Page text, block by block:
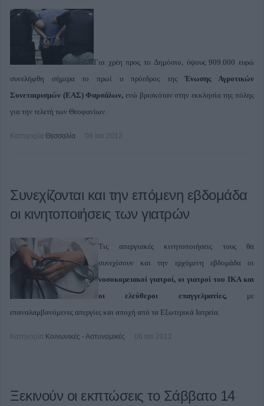
Για χρέη προς το Δημόσιο, ύψους 909.000 ευρώ
συνελήφθη σήμερα το πρωί ο πρόεδρος τηςΈνωσης Αγροτικών
Συνεταιρισμών (ΕΑΣ) Φαρσάλων, ενώ βρισκόταν στην εκκλησία της πόλης
για την τελετή των Θεοφανίων.
Κατηγορία Θεσσαλία 06 Ιαν 2012
Συνεχίζονται και την επόμενη εβδομάδα
οι κινητοποιήσεις των γιατρών
Τις απεργιακές κινητοποιήσεις τους θα
συνεχίσουν και την ερχόμενη εβδομάδα οι
νοσοκομειακοί γιατροί, οι γιατροί του ΙΚΑ και
οι ελεύθεροι επαγγελματίες,με
επαναλαμβανόμενες απεργίες και αποχή από τα Εξωτερικά Ιατρεία.
Κατηγορία Κοινωνικές - Αστυνομικές 06 Ιαν 2012
Ξεκινούν οι εκπτώσεις το Σάββατο 14